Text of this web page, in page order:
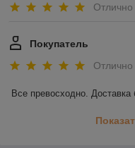
Отлично
Покупатель
Отлично
Все превосходно.